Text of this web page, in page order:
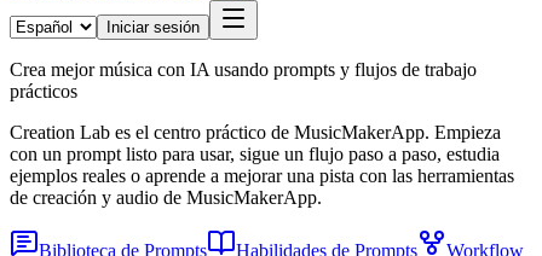
Iniciar sesión
Crea mejor música con IA usando prompts y flujos de trabajo
prácticos
Creation Lab es el centro práctico de MusicMakerApp. Empieza
con un prompt listo para usar, sigue un flujo paso a paso, estudia
ejemplos reales o aprende a mejorar una pista con las herramientas
de creación y audio de MusicMakerApp.
Biblioteca de Prompts Habilidades de Prompts
Workflow